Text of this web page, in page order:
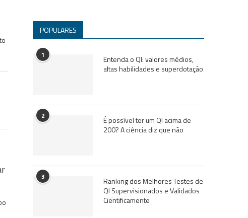
POPULARES
1
Entenda o QI: valores médios,
altas habilidades e superdotação
2
É possível ter um QI acima de
200? A ciência diz que não
3
Ranking dos Melhores Testes de
QI Supervisionados e Validados
Cientificamente